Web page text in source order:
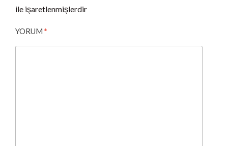
ile işaretlenmişlerdir
YORUM *